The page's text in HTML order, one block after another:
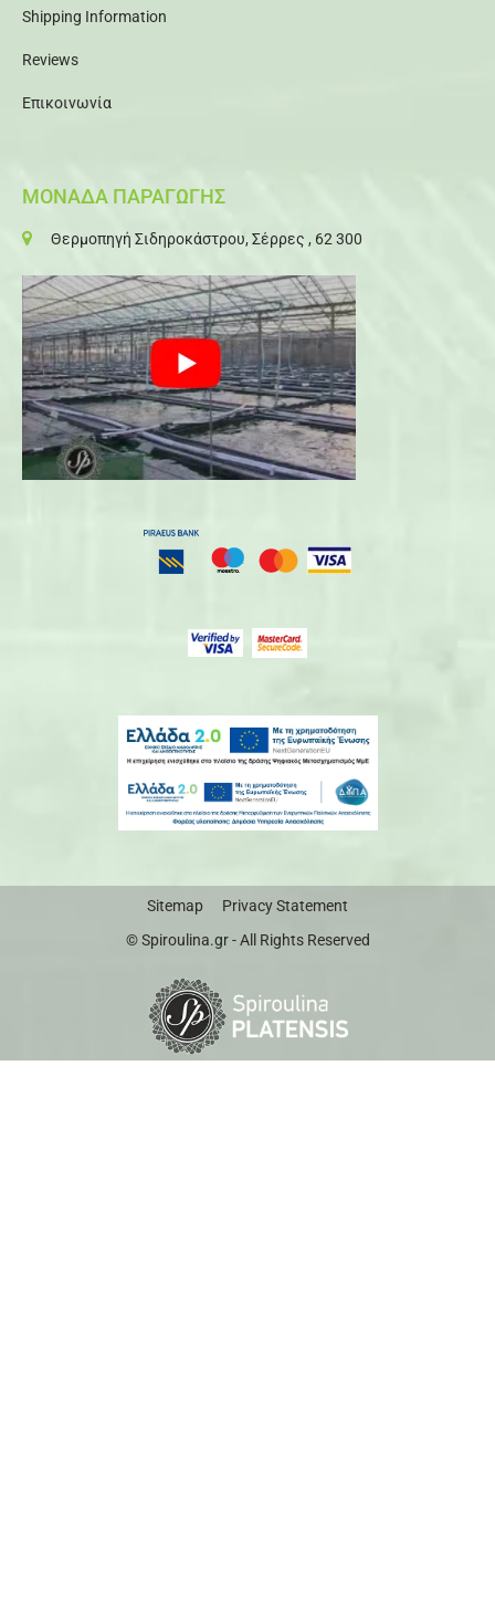
Shipping Information
Reviews
Επικοινωνία
ΜΟΝΑΔΑ ΠΑΡΑΓΩΓΗΣ
Θερμοπηγή Σιδηροκάστρου, Σέρρες , 62 300
Sitemap
Privacy Statement
© Spiroulina.gr - All Rights Reserved